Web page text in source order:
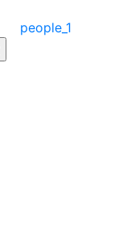
people_1